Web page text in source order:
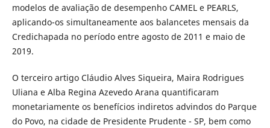
modelos de avaliação de desempenho CAMEL e PEARLS,
aplicando-os simultaneamente aos balancetes mensais da
Credichapada no período entre agosto de 2011 e maio de
2019.
O terceiro artigo Cláudio Alves Siqueira, Maira Rodrigues
Uliana e Alba Regina Azevedo Arana quantificaram
monetariamente os benefícios indiretos advindos do Parque
do Povo, na cidade de Presidente Prudente - SP, bem como